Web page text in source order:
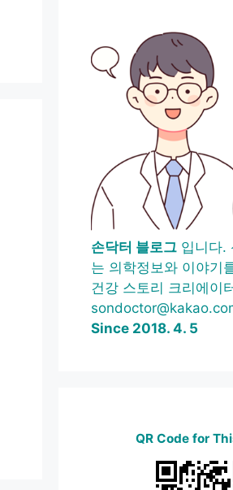
손닥터 블로그 입니다.
는 의학정보와 이야기
건강 스토리 크리에이
Since 2018. 4. 5
QR Code for